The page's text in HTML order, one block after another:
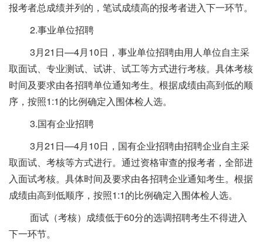
报考者总成绩并列的，笔试成绩高的报考者进入下一环节。
2.事业单位招聘
3月21日—4月10日，事业单位招聘由用人单位自主采
取面试、专业测试、试讲、试工等方式进行考核。具体考核
时间及要求由各招聘单位通知考生。根据成绩由高到低的顺
序，按照1:1的比例确定入围体检人选。
3.国有企业招聘
3月21日—4月10日，国有企业招聘由招聘企业自主采
取面试、考核等方式进行。通过资格审查的报考者，全部进
入面试考核。具体时间及要求由各招聘企业通知考生。根据
成绩由高到低顺序，按照1:1的比例确定入围体检人选。
面试（考核）成绩低于60分的选调招聘考生不得进入
下一环节。